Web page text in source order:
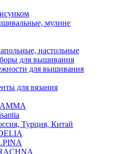
мулине
настольные
для вышивания
для вышивания
для вязания
Турция, Китай